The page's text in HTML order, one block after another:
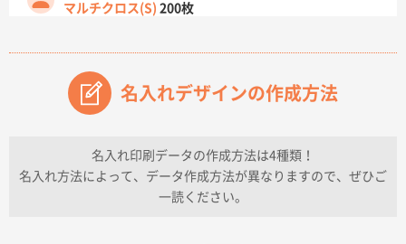
マルチクロス(S) 200枚
原稿データ流用が可能で価格が妥当なこと
兵庫県のお客様
チケットホルダー ダブルポケット
上記のとおりです。
名入れデザインの作成方法
名入れ印刷データの作成方法は4種類！
名入れ方法によって、データ作成方法が異なりますので、ぜひご
一読ください。